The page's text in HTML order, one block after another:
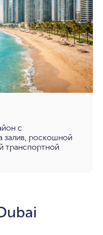
с
залив, роскошной
транспортной